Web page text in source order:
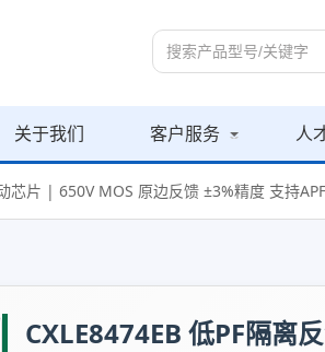
关于我们 客户服务 人
芯片 | 650V MOS 原边反馈 ±3%精度 支持
CXLE8474EB 低PF隔离